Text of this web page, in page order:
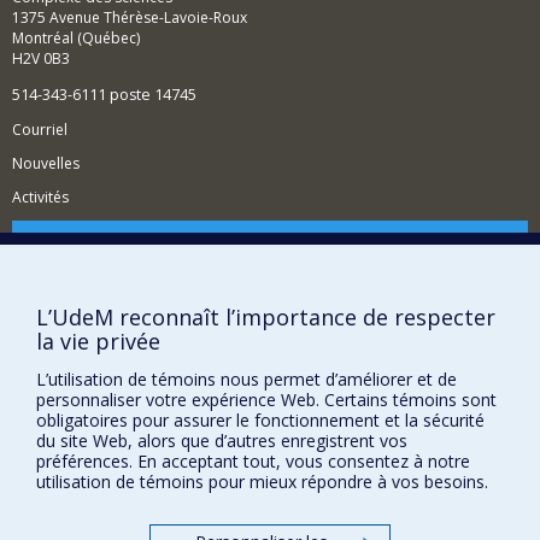
transdisciplinaire qui relie biologie fondamentale,
applications écotechnologiques et dialogue avec la
Mots-clés des spécialisations de recherche:
molecular plant physiology, plant–microbiome
espèces fongiques, bactériennes et végétales.
1375 Avenue Thérèse-Lavoie-Roux
Montréal (Québec)
H2V 0B3
514-343-6111 poste 14745
Courriel
Nouvelles
Activités
Comment soutenir le Département?
Plan du site
Signaler une erreur
Accessibilité
FACULTÉ DES ARTS ET DES SCIENCES
Nos départements et écoles
L’UdeM reconnaît l’importance de respecter
la vie privée
L’utilisation de témoins nous permet d’améliorer et de
personnaliser votre expérience Web. Certains témoins sont
obligatoires pour assurer le fonctionnement et la sécurité
du site Web, alors que d’autres enregistrent vos
préférences. En acceptant tout, vous consentez à notre
utilisation de témoins pour mieux répondre à vos besoins.